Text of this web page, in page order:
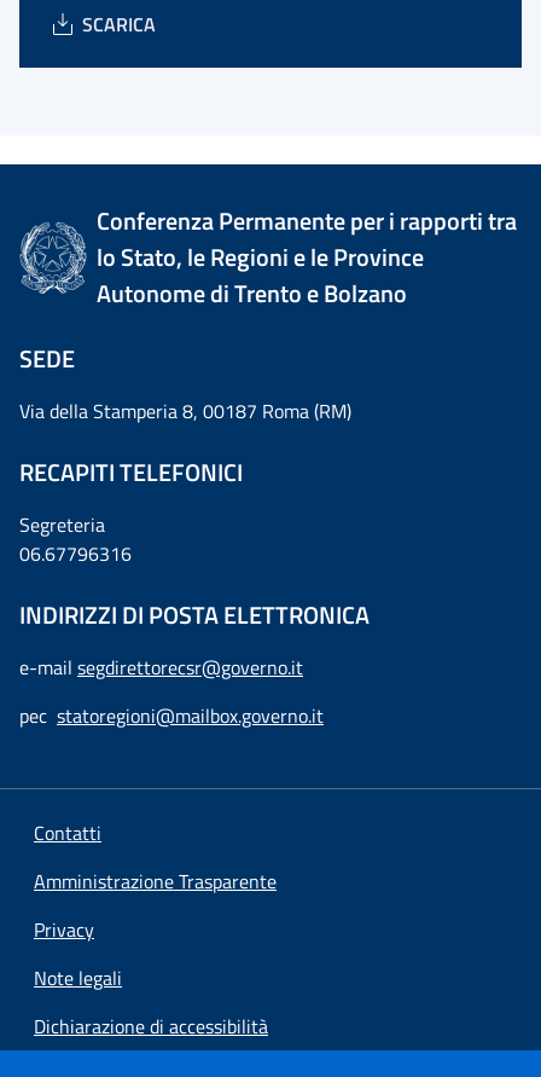
SCARICA
Conferenza Permanente per i rapporti tra
lo Stato, le Regioni e le Province
Autonome di Trento e Bolzano
SEDE
Via della Stamperia 8, 00187 Roma (RM)
RECAPITI TELEFONICI
Segreteria
06.67796316
INDIRIZZI DI POSTA ELETTRONICA
e-mail segdirettorecsr@governo.it
pec statoregioni@mailbox.governo.it
Contatti
Amministrazione Trasparente
Privacy
Note legali
Dichiarazione di accessibilità